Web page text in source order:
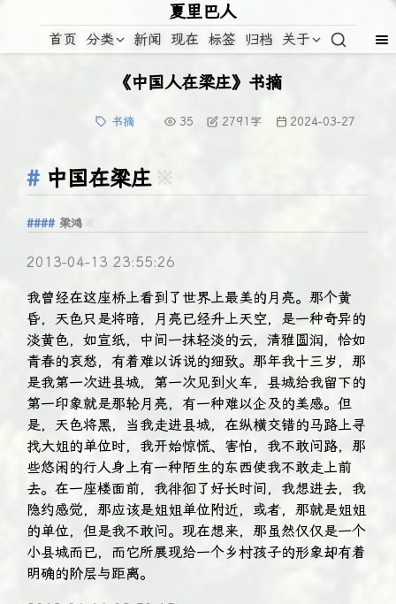
夏里巴人
首页 分类 新闻 现在 标签 归档 关于
《中国人在梁庄》书摘
书摘 35 2791 字 2024-03-27
中国在梁庄 ※
梁鸿
2013-04-13 23:55:26
我曾经在这座桥上看到了世界上最美的月亮。那个黄
昏，天色只是将暗，月亮已经升上天空，是一种奇异的
淡黄色，如宣纸，中间一抹轻淡的云，清雅圆润，恰如
青春的哀愁，有着难以诉说的细致。那年我十三岁，那
是我第一次进县城，第一次见到火车，县城给我留下的
第一印象就是那轮月亮，有一种难以企及的美感。但
是，天色将黑，当我走进县城，在纵横交错的马路上寻
找大姐的单位时，我开始惊慌、害怕，我不敢问路，那
些悠闲的行人身上有一种陌生的东西使我不敢走上前
去。在一座楼面前，我徘徊了好长时间，我想进去，我
隐约感觉，那应该是姐姐单位附近，或者，那就是姐姐
的单位，但是我不敢问。现在想来，那虽然仅仅是一个
小县城而已，而它所展现给一个乡村孩子的形象却有着
明确的阶层与距离。